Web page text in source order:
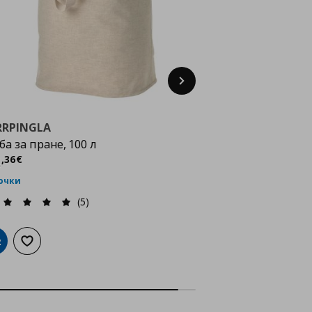
за пране, 100 л
,36€
(5)
в кошницата
Добави към списъка с любими
Next